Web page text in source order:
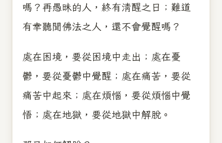
嗎？再愚昧的人，終有清醒之日；難道
有幸聽聞佛法之人，還不會覺醒嗎？
處在困境，要從困境中走出；處在憂
鬱，要從憂鬱中覺醒；處在痛苦，要從
痛苦中起來；處在煩惱，要從煩惱中覺
悟；處在地獄，要從地獄中解脫。